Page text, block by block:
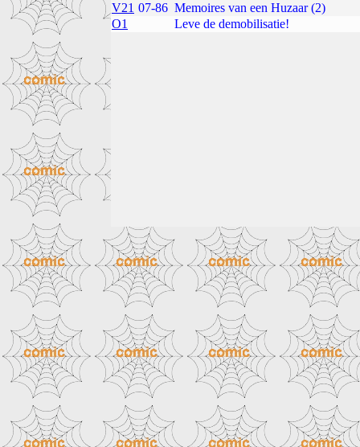
V21 07-86 Memoires van een Huzaar (2)
O1
Leve de demobilisatie!